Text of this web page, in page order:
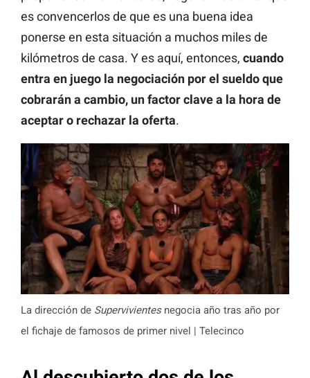
es convencerlos de que es una buena idea
ponerse en esta situación a muchos miles de
kilómetros de casa. Y es aquí, entonces, cuando
entra en juego la negociación por el sueldo que
cobrarán a cambio, un factor clave a la hora de
aceptar o rechazar la oferta.
La dirección de Supervivientesnegocia año tras año por
el fichaje de famosos de primer nivel | Telecinco